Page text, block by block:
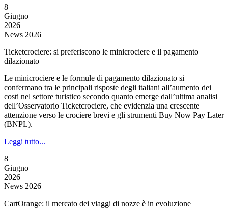
8
Giugno
2026
News 2026
Ticketcrociere: si preferiscono le minicrociere e il pagamento
dilazionato
Le minicrociere e le formule di pagamento dilazionato si
confermano tra le principali risposte degli italiani all’aumento dei
costi nel settore turistico secondo quanto emerge dall’ultima analisi
dell’Osservatorio Ticketcrociere, che evidenzia una crescente
attenzione verso le crociere brevi e gli strumenti Buy Now Pay Later
(BNPL).
Leggi tutto...
8
Giugno
2026
News 2026
CartOrange: il mercato dei viaggi di nozze è in evoluzione